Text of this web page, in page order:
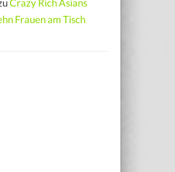
Frauen am Tisch